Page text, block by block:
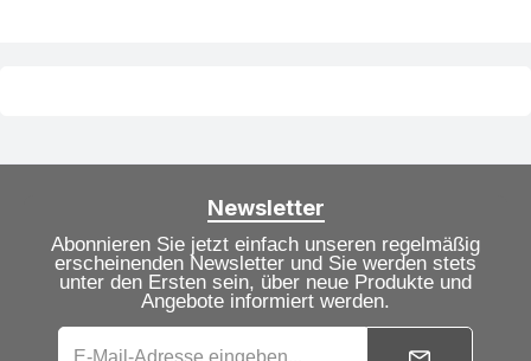
Newsletter
Abonnieren Sie jetzt einfach unseren regelmäßig
erscheinenden Newsletter und Sie werden stets
unter den Ersten sein, über neue Produkte und
Angebote informiert werden.